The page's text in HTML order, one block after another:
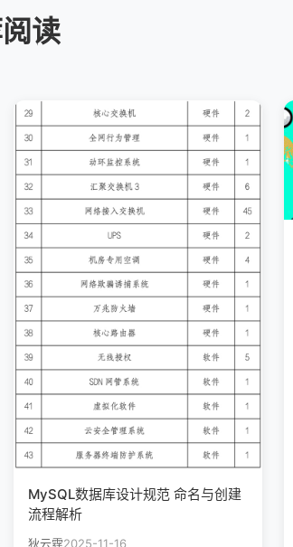
读
MySQL数据库设计规范 命名与创建
流程解析
狄云霆2025-11-16